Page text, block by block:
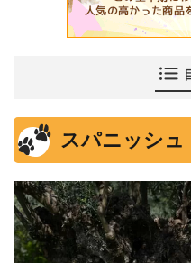
スパニッシ